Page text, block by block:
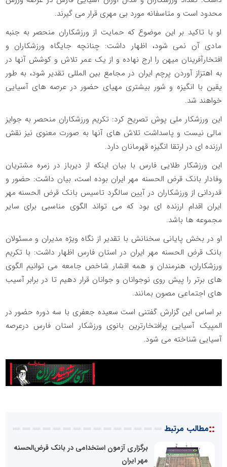
محدود است و متاسفانه مورد بی مهری قرار می گیرند.
او با تاکید بر این موضوع که حمایت از ورزشکاران منحصر به جنبه
مادی آن نمی شود، اظهار داشت: چنانچه جایگاه ورزشکاران و
افتخارآفرینان میهن را ارج نهاده و از یک عمر تلاش و کوشش آنها در
به اهتزاز آوردن پرچم ایران در مجامع بین المللی تقدیر شود، به طور
یقین با انگیزه و شور بیشتری مهیای حضور در عرصه های آسیایی
خواهند شد.
این ورزشکار ملی پوش تصریح کرد: تکریم ورزشکاران منحصر به جوایز
مالی نیست و پاسداشت تلاش های آنها به صورت معنوی نیز نقش
ارزنده ای در ارتقا انگیزه قهرمانان دارد.
این ورزشکار طلایی فارس با بیان اینکه از دیرباز در زمره مشتریان
وفادار بانک قرض الحسنه مهر ایران بوده است، بیان داشت: حضور و
قدردانی از ورزشکاران در آیین سالگرد تاسیس بانک قرض الحسنه مهر
ایران اقدام ارزنده ای بود که می تواند الگوی مناسبی برای سایر
مجموعه ها باشد.
او در بخش پایانی سخنانش با تقدیر از نگاه ویژه مدیران و مسئولان
بانک قرض الحسنه مهر ایران در استان فارس اظهار داشت: با تکریم
ورزشکاران، هنرمندان و همه اقشار شاخص جامعه می توانیم الگوی
های برتر را پیش روی نوجوانان و جوانان قرار دهیم تا در برابر آسیب
های اجتماعی مصون بمانند.
بر اساس این گزارش گفتنی است سعیده جعفری با سه دوره حضور در
المپیک آسیایی پرافتخارترین بانوی ورزشکار استان فارس درعرصه
آسیایی شناخته می شود.
::مطالب مرتبط
برگزاری آزمون استخدامی در بانک قرض‌الحسنه
مهر ایران